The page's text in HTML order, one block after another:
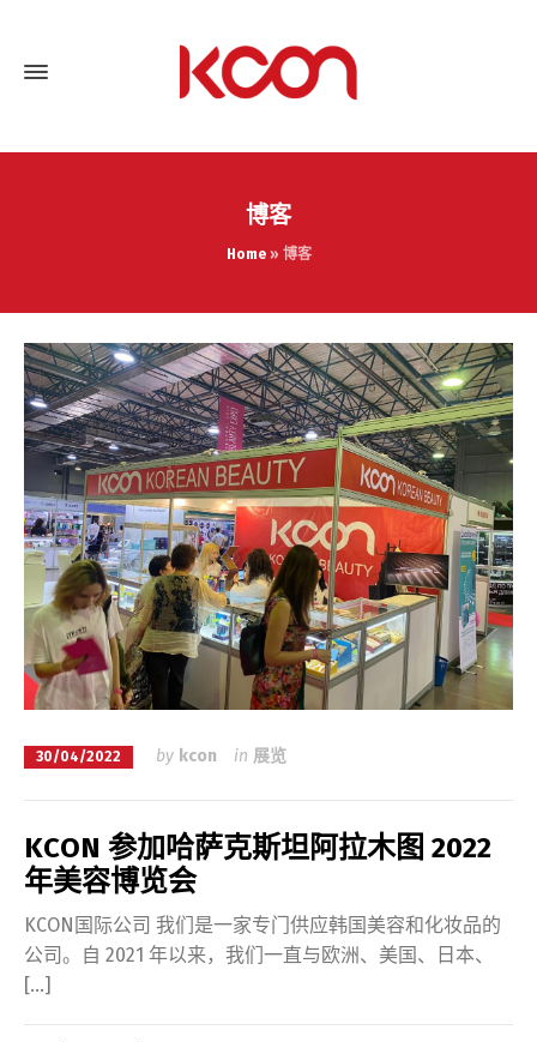
博客
Home» 博客
30/04/2022 by kcon in 展览
KCON 参加哈萨克斯坦阿拉木图 2022
年美容博览会
KCON国际公司 我们是一家专门供应韩国美容和化妆品的
公司。自 2021 年以来，我们一直与欧洲、美国、日本、
[…]